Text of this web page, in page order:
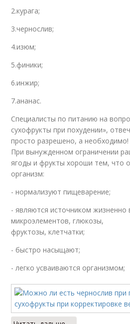
2.курага;
3.чернослив;
4.изюм;
5.финики;
6.инжир;
7.ананас.
Специалисты по питанию на
сухофрукты при похудении»,
просто разрешено, а необходимо!
При вынужденном ограничении
ягоды и фрукты хороши тем, что
организм:
- нормализуют пищеварение;
- являются источником
микроэлементов, глюкозы,
фруктозы, клетчатки;
- быстро насыщают;
- легко усваиваются организмом;